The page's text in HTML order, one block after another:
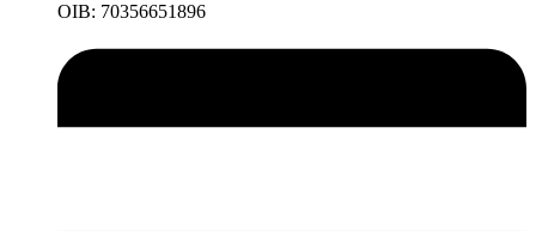
OIB: 70356651896